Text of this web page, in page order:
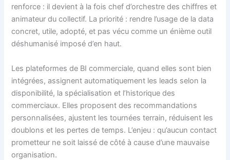
renforce : il devient à la fois chef d’orchestre des chiffres et
animateur du collectif. La priorité : rendre l’usage de la data
concret, utile, adopté, et pas vécu comme un énième outil
déshumanisé imposé d’en haut.
Les plateformes de BI commerciale, quand elles sont bien
intégrées, assignent automatiquement les leads selon la
disponibilité, la spécialisation et l’historique des
commerciaux. Elles proposent des recommandations
personnalisées, ajustent les tournées terrain, réduisent les
doublons et les pertes de temps. L’enjeu : qu’aucun contact
prometteur ne soit laissé de côté à cause d’une mauvaise
organisation.